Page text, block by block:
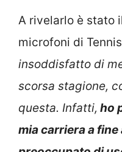
A rivelarlo è stato
microfoni di
insoddisfatto di
scorsa stagione,
questa. Infatti, ho
mia carriera a